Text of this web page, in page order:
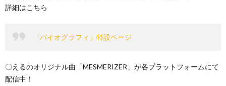
詳細はこちら
「バイオグラフィ」特設ページ
〇えるのオリジナル曲「MESMERIZER」が各プラットフォームにて
配信中！